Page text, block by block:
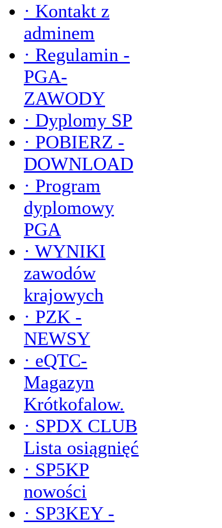
· Kontakt z
adminem
· Regulamin -
PGA-
ZAWODY
· Dyplomy SP
· POBIERZ -
DOWNLOAD
· Program
dyplomowy
PGA
· WYNIKI
zawodów
krajowych
· PZK -
NEWSY
· eQTC-
Magazyn
Krótkofalow.
· SPDX CLUB
Lista osiągnięć
· SP5KP
nowości
· SP3KEY -